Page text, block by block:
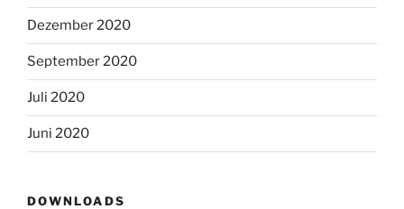
Dezember 2020
September 2020
Juli 2020
Juni 2020
DOWNLOADS